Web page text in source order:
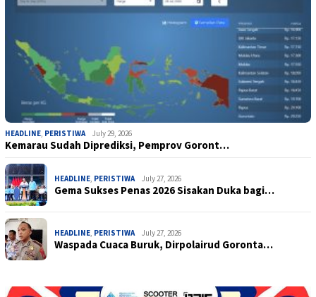
HEADLINE PERISTIWA July 29, 2026
Kemarau Sudah Diprediksi, Pemprov Goront…
HEADLINE PERISTIWA July 27, 2026
Gema Sukses Penas 2026 Sisakan Duka bagi…
HEADLINE PERISTIWA July 27, 2026
Waspada Cuaca Buruk, Dirpolairud Goronta…